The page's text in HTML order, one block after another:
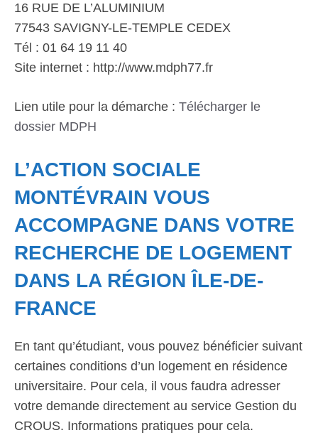
16 RUE DE L’ALUMINIUM
77543 SAVIGNY-LE-TEMPLE CEDEX
Tél : 01 64 19 11 40
Site internet : http://www.mdph77.fr
Lien utile pour la démarche : Télécharger le
dossier MDPH
L’ACTION SOCIALE
MONTÉVRAIN VOUS
ACCOMPAGNE DANS VOTRE
RECHERCHE DE LOGEMENT
DANS LA RÉGION ÎLE-DE-
FRANCE
En tant qu’étudiant, vous pouvez bénéficier suivant
certaines conditions d’un logement en résidence
universitaire. Pour cela, il vous faudra adresser
votre demande directement au service Gestion du
CROUS. Informations pratiques pour cela.